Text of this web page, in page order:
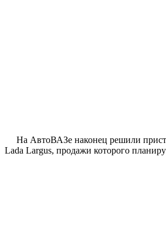
На АвтоВАЗе наконец решили
Lada Largus, продажи которого